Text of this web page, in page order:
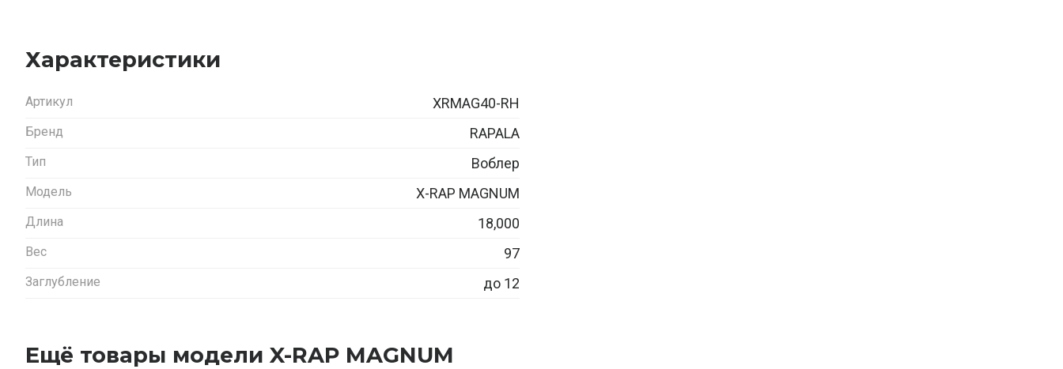
Характеристики
Артикул XRMAG40-RH
Бренд RAPALA
Тип Воблер
Модель X-RAP MAGNUM
Длина 18,000
Вес 97
Заглубление до 12
Ещё товары модели X-RAP MAGNUM